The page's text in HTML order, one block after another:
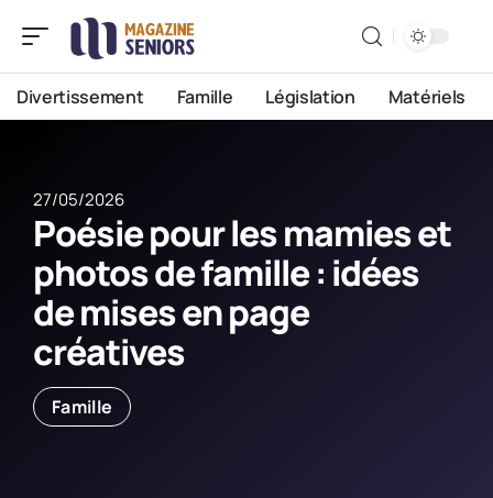
Divertissement Famille Législation Matériels
27/05/2026
Poésie pour les mamies et
photos de famille : idées
de mises en page
créatives
Famille